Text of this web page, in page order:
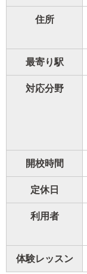
住所
最寄り駅
対応分野
開校時間
定休日
利用者
体験レッスン